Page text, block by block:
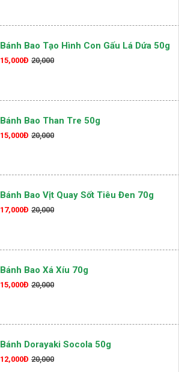
Bánh Bao Tạo Hình Con Gấu Lá Dứa 50g
15,000Đ 20,000
Bánh Bao Than Tre 50g
15,000Đ 20,000
Bánh Bao Vịt Quay Sốt Tiêu Đen 70g
17,000Đ 20,000
Bánh Bao Xá Xíu 70g
15,000Đ 20,000
Bánh Dorayaki Socola 50g
12,000Đ 20,000